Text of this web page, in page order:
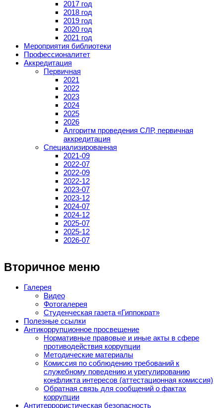
2017 год
2018 год
2019 год
2020 год
2021 год
Мероприятия библиотеки
Профессионалитет
Аккредитация
Первичная
2021
2022
2023
2024
2025
2026
Алгоритм проведения СЛР, первичная
аккредитация
Специализированная
2021-09
2022-07
2022-09
2022-12
2023-07
2023-12
2024-07
2024-12
2025-07
2025-12
2026-07
Вторичное меню
Галерея
Видео
Фотогалерея
Студенческая газета «Гиппократ»
Полезные ссылки
Антикоррупционное просвещение
Нормативные правовые и иные акты в сфере
противодействия коррупции
Методические материалы
Комиссия по соблюдению требований к
служебному поведению и урегулированию
конфликта интересов (аттестационная комиссия)
Обратная связь для сообщений о фактах
коррупции
Антитеррористическая безопасность